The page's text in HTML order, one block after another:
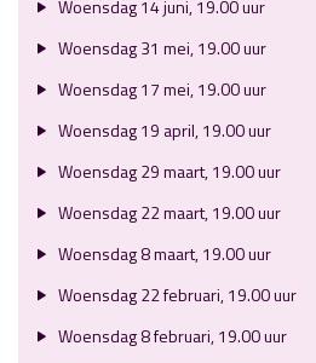
Woensdag 14 juni, 19.00 uur
Woensdag 31 mei, 19.00 uur
Woensdag 17 mei, 19.00 uur
Woensdag 19 april, 19.00 uur
Woensdag 29 maart, 19.00 uur
Woensdag 22 maart, 19.00 uur
Woensdag 8 maart, 19.00 uur
Woensdag 22 februari, 19.00 uur
Woensdag 8 februari, 19.00 uur